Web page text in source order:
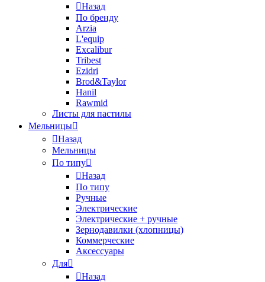
Назад
По бренду
Arzia
L'equip
Excalibur
Tribest
Ezidri
Brod&Taylor
Hanil
Rawmid
Листы для пастилы
Мельницы
Назад
Мельницы
По типу
Назад
По типу
Ручные
Электрические
Электрические + ручные
Зернодавилки (хлопницы)
Коммерческие
Аксессуары
Для
Назад